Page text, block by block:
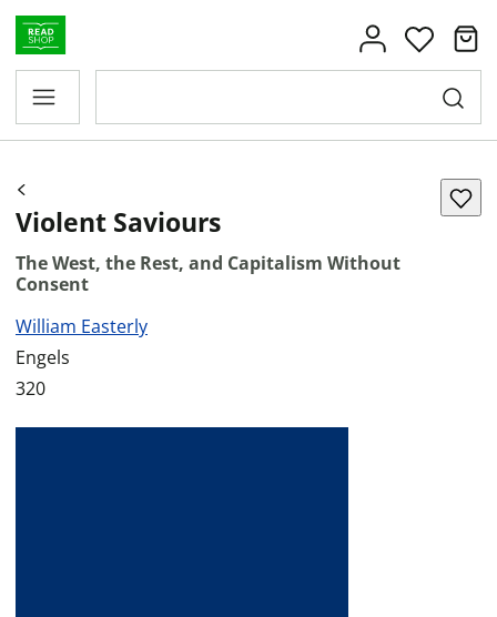
Violent Saviours
The West, the Rest, and Capitalism Without
Consent
William Easterly
Engels
320